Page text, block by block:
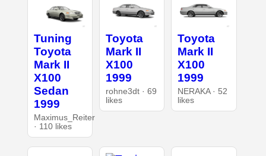
Tuning
Toyota
Mark II
X100
Sedan
1999
Maximus_Reiter
· 110 likes
Toyota
Mark II
X100
1999
rohne3dt · 69
likes
Toyota
Mark II
X100
1999
NERAKA · 52
likes